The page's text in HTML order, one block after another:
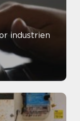
industrien